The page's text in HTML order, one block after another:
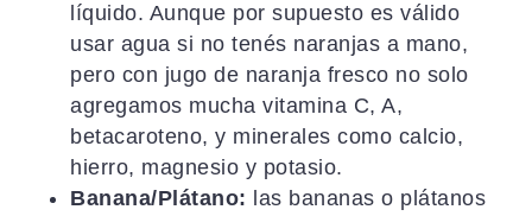
líquido. Aunque por supuesto es válido
usar agua si no tenés naranjas a mano,
pero con jugo de naranja fresco no solo
agregamos mucha vitamina C, A,
betacaroteno, y minerales como calcio,
hierro, magnesio y potasio.
Banana/Plátano: las bananas o plátanos